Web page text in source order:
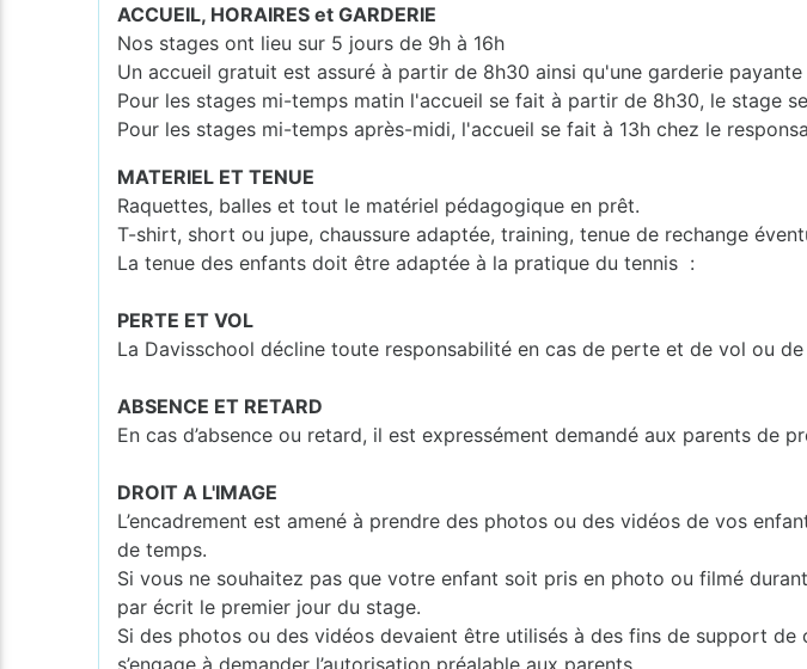
ACCUEIL, HORAIRES et GARDERIE
Nos stages ont lieu sur 5 jours de 9h à 16h
Un accueil gratuit est assuré à partir de 8h30 ainsi qu'une garderie
Pour les stages mi-temps matin l'accueil se fait à partir de 8h30, le stage
Pour les stages mi-temps après-midi, l'accueil se fait à 13h chez le
MATERIEL ET TENUE
Raquettes, balles et tout le matériel pédagogique en prêt.
T-shirt, short ou jupe, chaussure adaptée, training, tenue de rechange
La tenue des enfants doit être adaptée à la pratique du tennis :
PERTE ET VOL
La Davisschool décline toute responsabilité en cas de perte et de vol ou
ABSENCE ET RETARD
En cas d’absence ou retard, il est expressément demandé aux parents de
DROIT A L'IMAGE
L’encadrement est amené à prendre des photos ou des vidéos de vos
de temps.
Si vous ne souhaitez pas que votre enfant soit pris en photo ou filmé
par écrit le premier jour du stage.
Si des photos ou des vidéos devaient être utilisés à des fins de support de
s’engage à demander l’autorisation préalable aux parents.